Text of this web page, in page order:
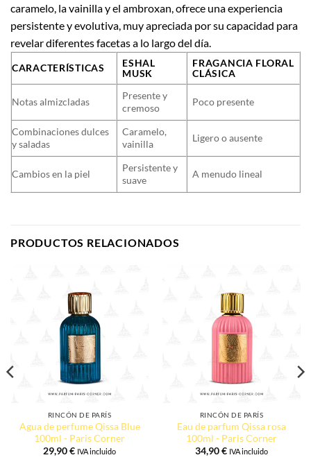
caramelo, la vainilla y el ambroxan, ofrece una experiencia
persistente y evolutiva, muy apreciada por su capacidad para
revelar diferentes facetas a lo largo del día.
CARACTERÍSTICAS
ESHAL
MUSK
FRAGANCIA FLORAL
CLÁSICA
Notas almizcladas
Presente y
cremoso
Poco presente
Combinaciones dulces
y saladas
Caramelo,
vainilla
Ligero o ausente
Cambios en la piel
Persistente y
suave
A menudo lineal
PRODUCTOS RELACIONADOS
RINCÓN DE PARÍS
Agua de perfume Qissa Blue
100ml - Paris Corner
29,90€ IVA incluido
RINCÓN DE PARÍS
Eau de parfum Qissa rosa
100ml - Paris Corner
34,90€ IVA incluido